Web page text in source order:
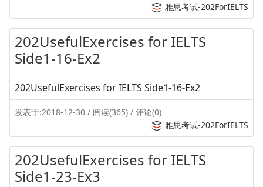
雅思考试-202ForIELTS
202UsefulExercises for IELTS
Side1-16-Ex2
202UsefulExercises for IELTS Side1-16-Ex2
发表于:2018-12-30 / 阅读(365) / 评论(0)
雅思考试-202ForIELTS
202UsefulExercises for IELTS
Side1-23-Ex3